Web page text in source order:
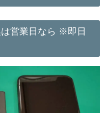
営業日なら ※即日